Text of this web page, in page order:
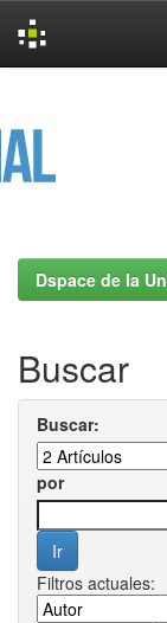
Dspace de la
Buscar
Buscar:
por
Filtros actuales: